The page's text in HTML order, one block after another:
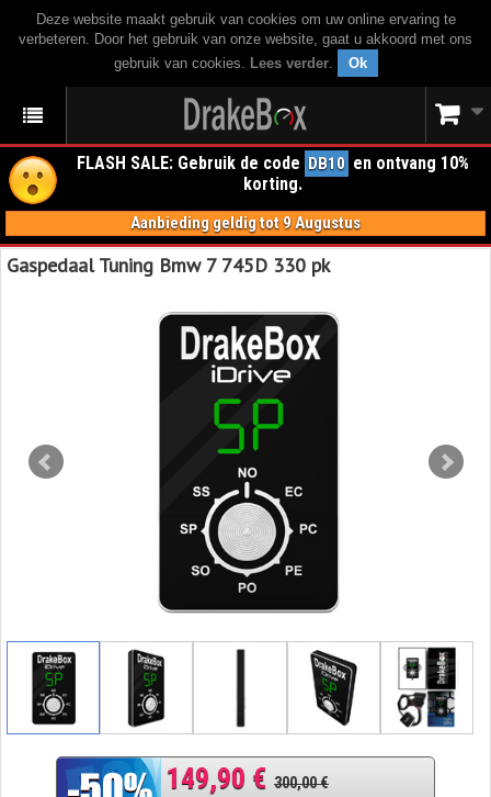
Deze website maakt gebruik van cookies om uw online ervaring te
verbeteren. Door het gebruik van onze website, gaat u akkoord met ons
gebruik van cookies. Lees verder. Ok
FLASH SALE: Gebruik de code DB10 en ontvang 10%
korting.
Aanbieding geldig tot 9 Augustus
Gaspedaal Tuning Bmw 7 745D 330 pk
149,90 € 300,00 €